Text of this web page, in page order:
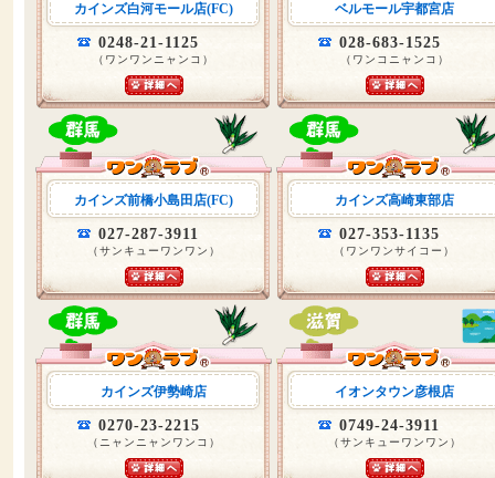
カインズ白河モール店(FC)
0248-21-1125
（ワンワンニャンコ）
ベルモール宇都宮店
028-683-1525
（ワンコニャンコ）
カインズ前橋小島田店(FC)
027-287-3911
（サンキューワンワン）
カインズ高崎東部店
027-353-1135
（ワンワンサイコー）
カインズ伊勢崎店
0270-23-2215
（ニャンニャンワンコ）
イオンタウン彦根店
0749-24-3911
（サンキューワンワン）